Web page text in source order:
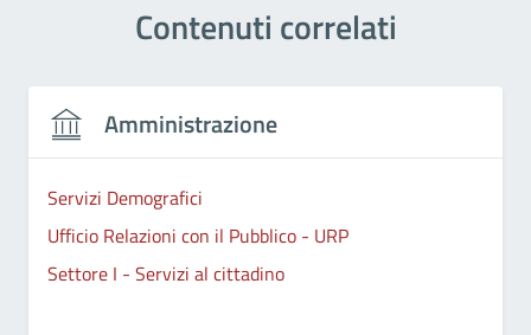
Contenuti correlati
Amministrazione
Servizi Demografici
Ufficio Relazioni con il Pubblico - URP
Settore I - Servizi al cittadino